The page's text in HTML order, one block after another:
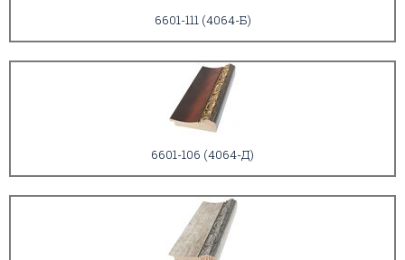
6601-111 (4064-Б)
6601-106 (4064-Д)